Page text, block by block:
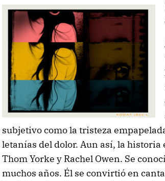
subjetivo como la tristeza
letanías del dolor. Aun así, la
Thom Yorke y Rachel Owen. Se
muchos años. Él se convirtió en